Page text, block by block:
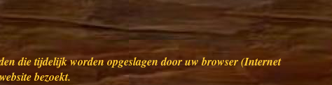
die tijdelijk worden opgeslagen door uw browser (Internet
bezoekt.